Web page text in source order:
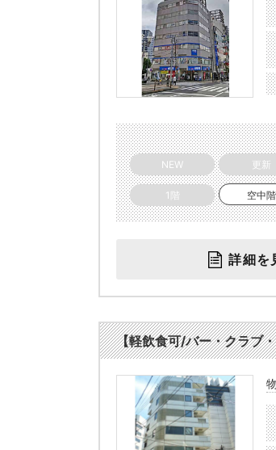
NEW 更新
1階 空中階
詳細を
【軽飲食可/バー・クラブ